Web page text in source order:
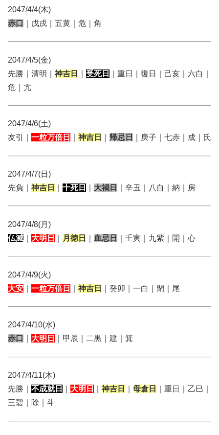
2047/4/4(木)
赤口
｜戊戌｜五黄｜危｜角
2047/4/5(金)
先勝｜清明｜ 神吉日 受死日
｜重日｜復日｜己亥｜六白｜
危｜亢
2047/4/6(土)
友引｜ 一粒万倍日 神吉日 帰忌日 ｜庚子｜七赤｜成｜氏
2047/4/7(日)
先負｜ 神吉日 十死日 大禍日 ｜辛丑｜八白｜納｜房
2047/4/8(月)
仏滅
大明日 月徳日 血忌日 ｜壬寅｜九紫｜開｜心
2047/4/9(火)
大安
一粒万倍日 神吉日 ｜癸卯｜一白｜閉｜尾
2047/4/10(水)
赤口
大明日 ｜甲辰｜二黒｜建｜箕
2047/4/11(木)
先勝｜ 不成就日 大明日 神吉日 母倉日
｜重日｜乙巳｜
三碧｜除｜斗